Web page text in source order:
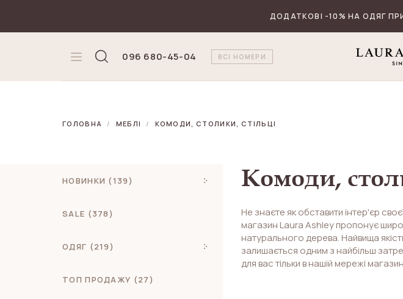
ДОДАТКОВІ -10% НА ОДЯГ
096 680-45-04 ВСІ НОМЕРИ
ГОЛОВНА МЕБЛІ КОМОДИ, СТОЛИКИ, СТІЛЬЦІ
НОВИНКИ (139)
SALE (378)
ОДЯГ (219)
ТОП ПРОДАЖУ (27)
Комоди,
Не знаєте як обставити інтер'єр
магазин Laura Ashley пропонує
натурального дерева. Найвища
залишається одним з найбільш
для вас тільки в нашій мережі